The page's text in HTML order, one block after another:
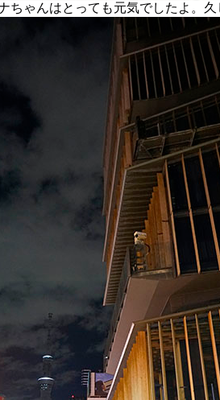
ゃんはとっても元気でしたよ。久